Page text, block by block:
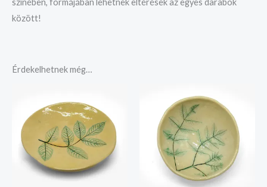
színében, formájában lehetnek eltérések az egyes darabok
között!
Érdekelhetnek még…